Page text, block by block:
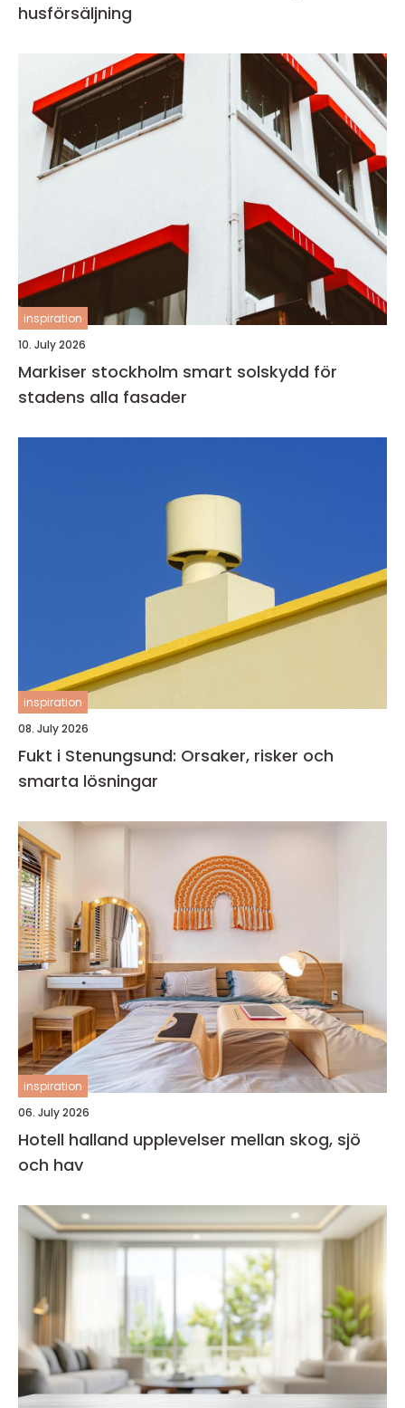
husförsäljning
inspiration
10. July 2026
Markiser stockholm smart solskydd för
stadens alla fasader
inspiration
08. July 2026
Fukt i Stenungsund: Orsaker, risker och
smarta lösningar
inspiration
06. July 2026
Hotell halland upplevelser mellan skog, sjö
och hav